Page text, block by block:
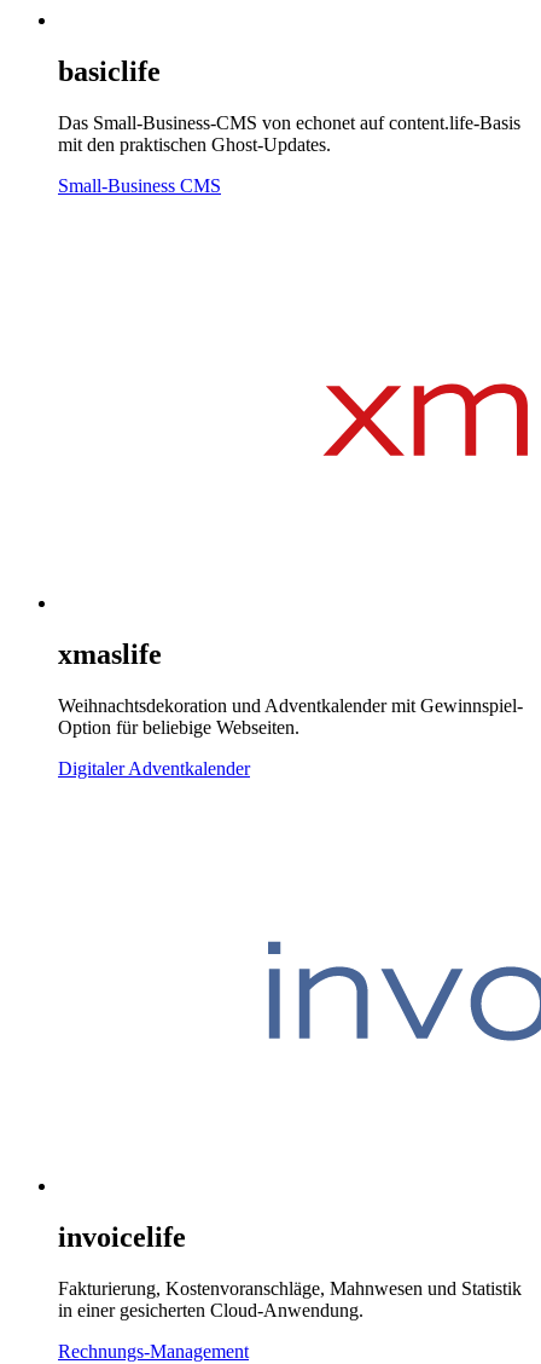
basiclife
Das Small-Business-CMS von echonet auf content.life-Basis
mit den praktischen Ghost-Updates.
Small-Business CMS
xmaslife
Weihnachtsdekoration und Adventkalender mit Gewinnspiel-
Option für beliebige Webseiten.
Digitaler Adventkalender
invoicelife
Fakturierung, Kostenvoranschläge, Mahnwesen und Statistik
in einer gesicherten Cloud-Anwendung.
Rechnungs-Management